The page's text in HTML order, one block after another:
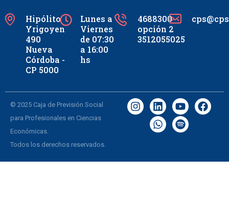
Hipólito
Yrigoyen
490
Nueva
Córdoba -
CP 5000
Lunes a
Viernes
de 07:30
a 16:00
hs
4688300
opción 2
3512055025
© 2025 Caja de Previsión Social
para Profesionales en Ciencias
Económicas.
Todos los derechos reservados.